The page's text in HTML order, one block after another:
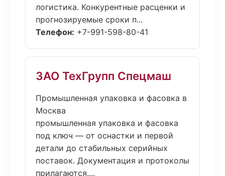
логистика. Конкурентные расценки и
прогнозируемые сроки п...
Телефон: +7-991-598-80-41
ЗАО ТехГрупп Спецмаш
Промышленная упаковка и фасовка в
Москва
промышленная упаковка и фасовка
под ключ — от оснастки и первой
детали до стабильных серийных
поставок. Документация и протоколы
прилагаются....